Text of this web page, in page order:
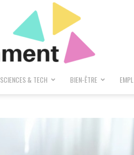
SCIENCES & TECH BIEN-ÊTRE